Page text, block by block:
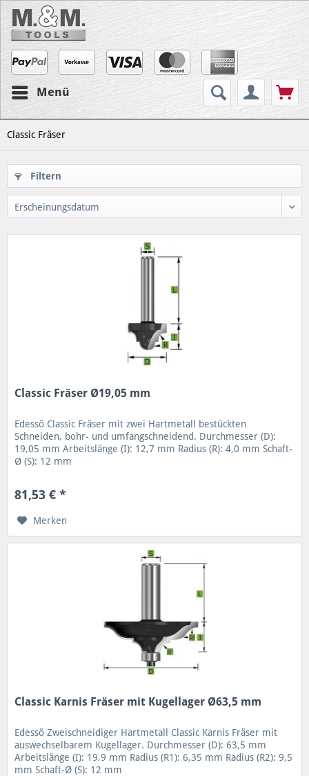
Menü
Classic Fräser
Filtern
Classic Fräser Ø19,05 mm
Edessö Classic Fräser mit zwei Hartmetall bestückten
Schneiden, bohr- und umfangschneidend. Durchmesser (D):
19,05 mm Arbeitslänge (I): 12,7 mm Radius (R): 4,0 mm Schaft-
Ø (S): 12 mm
81,53 € *
Merken
Classic Karnis Fräser mit Kugellager Ø63,5 mm
Edessö Zweischneidiger Hartmetall Classic Karnis Fräser mit
auswechselbarem Kugellager. Durchmesser (D): 63,5 mm
Arbeitslänge (I): 19,9 mm Radius (R1): 6,35 mm Radius (R2): 9,5
mm Schaft-Ø (S): 12 mm